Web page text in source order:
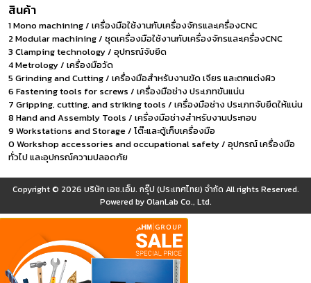
สินค้า
1 Mono machining / เครื่องมือใช้งานกับเครื่องจักรและเครื่องCNC
2 Modular machining / ชุดเครื่องมือใช้งานกับเครื่องจักรและเครื่องCNC
3 Clamping technology / อุปกรณ์จับยึด
4 Metrology / เครื่องมือวัด
5 Grinding and Cutting / เครื่องมือสำหรับงานขัด เจียร และตกแต่งผิว
6 Fastening tools for screws / เครื่องมือช่าง ประเภทขันแน่น
7 Gripping, cutting, and striking tools / เครื่องมือช่าง ประเภทจับยึดให้แน่น
8 Hand and Assembly Tools / เครื่องมือช่างสำหรับงานประกอบ
9 Workstations and Storage / โต๊ะและตู้เก็บเครื่องมือ
0 Workshop accessories and occupational safety / อุปกรณ์ เครื่องมือ
ทั่วไป และอุปกรณ์ความปลอดภัย
Copyright © 2026 บริษัท เอช.เอ็ม. กรุ๊ป (ประเทศไทย) จำกัด All rights Reserved.
Powered byOlanLab Co., Ltd.